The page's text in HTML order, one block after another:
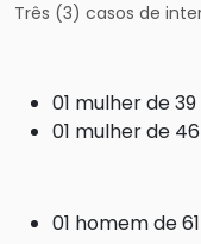
Três (3) casos de
01 mulher de 39
01 mulher de
01 homem de